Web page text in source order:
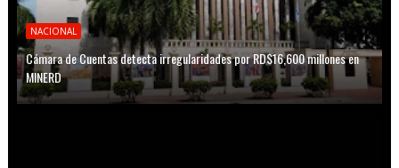
NACIONAL
Cámara de Cuentas detecta irregularidades por RD$16,600 millones en
MINERD